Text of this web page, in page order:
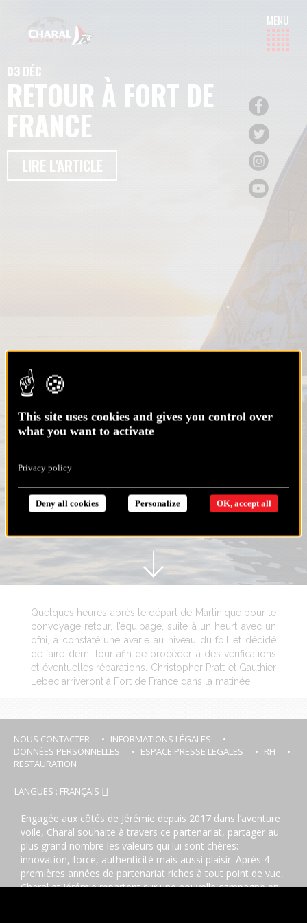
03 DÉC
RETOUR À FORT DE
FRANCE
LIRE L'ARTICLE
Quelques heures après le départ de Martinique pour le
convoyage retour, l’équipage, suite à un heurt avec un
ofni, a constaté une avarie au niveau du foil et décidé
de faire demi-tour afin de procéder à des vérifications
et éventuelles réparations. Christopher Pratt et Gauthier
Lebec arriveront à Fort de France dans la matinée.
NOUS CONTACTER
INFORMATIONS LÉGALES
DONNÉES PERSONNELLES
ESPACE PRESSE LÉGALES
RH
RESTAURATION
LANGUES : FRANÇAIS
Engagée aux côtés de Jérémie depuis 2017 dans l’aventure
voile, Charal souhaite à travers ce partenariat, partager au
plus grand nombre les valeurs qui lui sont chères:
innovation, force, authenticité mais aussi plaisir. Après 4
premières années de partenariat riches à tout point de vue,
Charal et Jérémie repartent sur une nouvelle campagne en
This site uses cookies and gives you control over
what you want to activate
OK, accept all
Deny all cookies Personalize
Privacy policy